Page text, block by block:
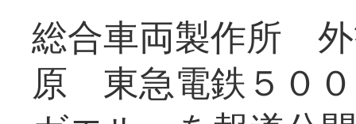
総合車両製作所
原 東急電鉄５０